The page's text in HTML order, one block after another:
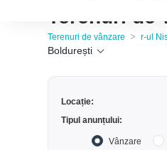
Terenuri
Terenuri de vânzare > r-ul
Boldurești
Locație:
Tipul anunțului:
Vânzare